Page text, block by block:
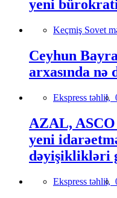
yeni
Keçmiş Sovet
Ceyhun
arxasında nə
Ekspress təhlil,
AZAL, ASCO
yeni
dəyişiklikləri
Ekspress təhlil,